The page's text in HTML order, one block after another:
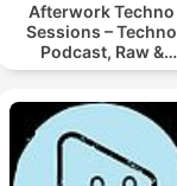
Afterwork Techno
Sessions – Techno
Podcast, Raw &
Hypnotic Techno